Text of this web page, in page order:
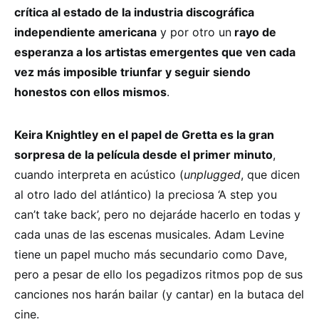
crítica al estado de la industria discográfica
independiente americana y por otro un rayo de
esperanza a los artistas emergentes que ven cada
vez más imposible triunfar y seguir siendo
honestos con ellos mismos.
Keira Knightley en el papel de Gretta es la gran
sorpresa de la película desde el primer minuto,
cuando interpreta en acústico (unplugged, que dicen
al otro lado del atlántico) la preciosa ‘A step you
can’t take back’, pero no dejaráde hacerlo en todas y
cada unas de las escenas musicales. Adam Levine
tiene un papel mucho más secundario como Dave,
pero a pesar de ello los pegadizos ritmos pop de sus
canciones nos harán bailar (y cantar) en la butaca del
cine.